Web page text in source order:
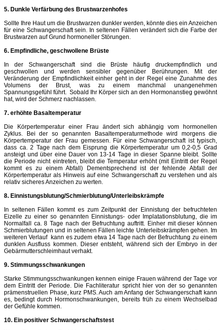
5. Dunkle Verfärbung des Brustwarzenhofes
Sollte Ihre Haut um die Brustwarzen dunkler werden, könnte dies ein Anzeichen
für eine Schwangerschaft sein. In seltenen Fällen verändert sich die Farbe der
Brustwarzen auf Grund hormoneller Störungen.
6. Empfindliche, geschwollene Brüste
In der Schwangerschaft sind die Brüste häufig druckempfindlich und
geschwollen und werden sensibler gegenüber Berührungen. Mit der
Veränderung der Empfindlichkeit einher geht in der Regel eine Zunahme des
Volumens der Brust, was zu einem manchmal unangenehmen
Spannungsgefühl führt. Sobald Ihr Körper sich an den Hormonanstieg gewöhnt
hat, wird der Schmerz nachlassen.
7. erhöhte Basaltemperatur
Die Körpertemperatur einer Frau ändert sich abhängig vom hormonellen
Zyklus. Bei der so genannten Basaltemperaturmethode wird morgens die
Körpertemperatur der Frau gemessen. Für eine Schwangerschaft ist typisch,
dass ca. 2 Tage nach dem Eisprung die Körpertemperatur um 0,2-0,5 Grad
ansteigt und über eine Dauer von 13-14 Tage in dieser Spanne bleibt. Sollte
die Periode nicht eintreten, bleibt die Temperatur erhöht (mit Eintritt der Regel
kommt es zu einem Abfall) Dementsprechend ist der fehlende Abfall der
Körpertemperatur als Hinweis auf eine Schwangerschaft zu verstehen und als
relativ sicheres Anzeichen zu werten.
8. Einnistungsblutung/Schmierblutung/Unterleibskrämpfe
In seltenen Fällen kommt es zum Zeitpunkt der Einnistung der befruchteten
Eizelle zu einer so genannten Einnistungs- oder Implatationsblutung, die im
Normalfall ca. 8 Tage nach der Befruchtung auftritt. Einher mit dieser können
Schmierblutungen und in seltenen Fällen leichte Unterleibskrämpfen gehen. Im
weiteren Verlauf kann es zudem etwa 14 Tage nach der Befruchtung zu einem
dunklen Ausfluss kommen. Dieser entsteht, während sich der Embryo in der
Gebärmutterschleimhaut verhakt.
9. Stimmungsschwankungen
Starke Stimmungsschwankungen kennen einige Frauen während der Tage vor
dem Eintritt der Periode. Die Fachliteratur spricht hier von der so genannten
prämenstruellen Phase, kurz PMS. Auch am Anfang der Schwangerschaft kann
es, bedingt durch Hormonschwankungen, bereits früh zu einem Wechselbad
der Gefühle kommen.
10. Ein positiver Schwangerschaftstest